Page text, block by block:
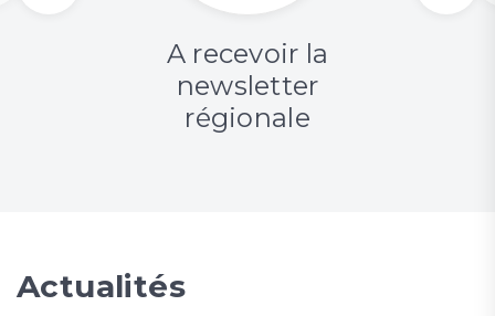
A recevoir la
newsletter
régionale
Actualités